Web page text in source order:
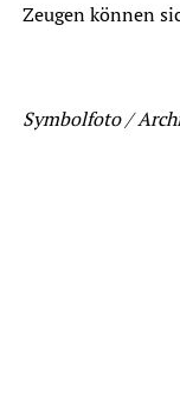
Zeugen können
Symbolfoto /